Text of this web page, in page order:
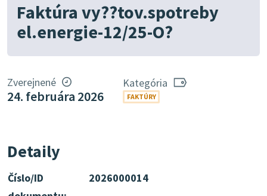
Faktúra vy??tov.spotreby
el.energie-12/25-O?
Zverejnené
24. februára 2026
Kategória
FAKTÚRY
Detaily
Číslo/ID
2026000014